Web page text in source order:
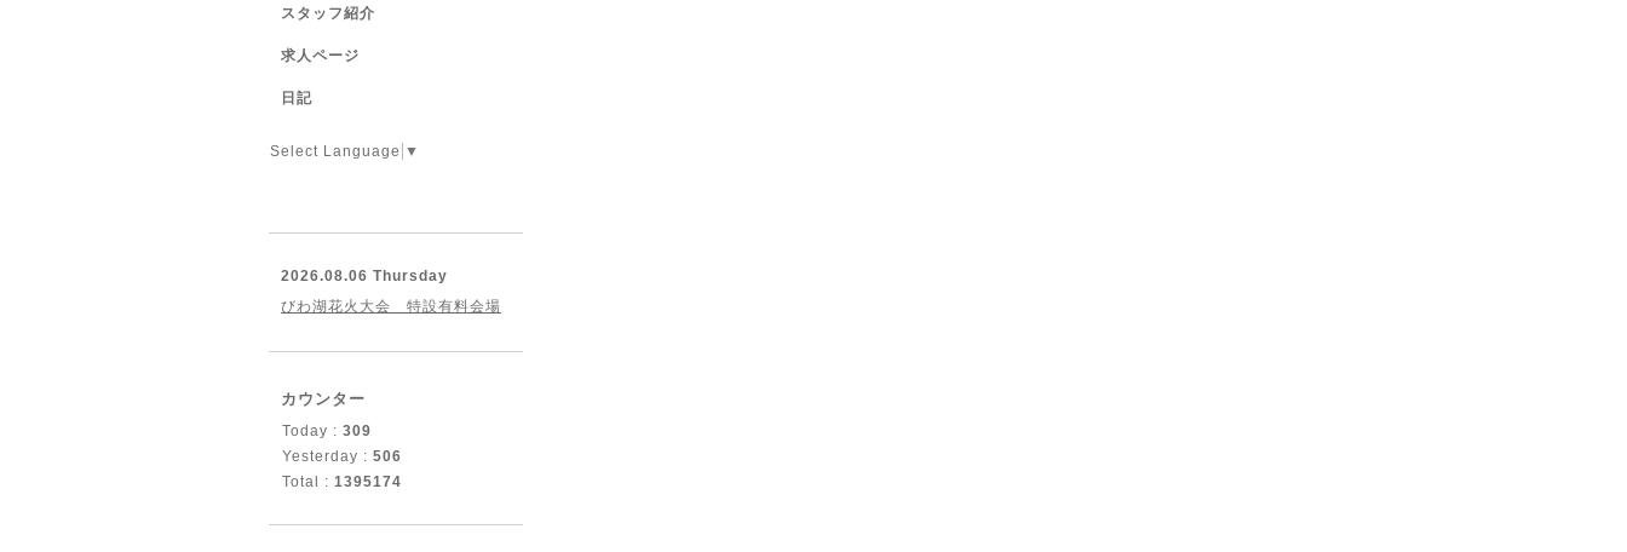
スタッフ紹介
求人ページ
日記
Select Language ▼
2026.08.06 Thursday
びわ湖花火大会 特設有料会場
カウンター
Today : 309
Yesterday : 506
Total : 1395174